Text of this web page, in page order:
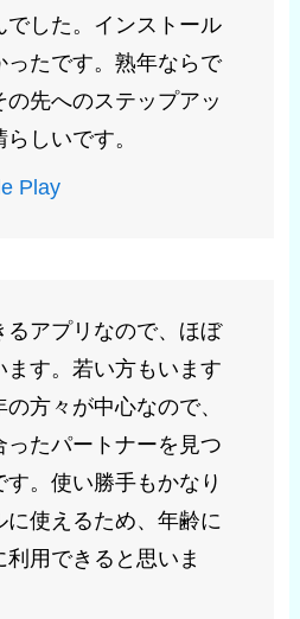
でした。インストール
ったです。熟年ならで
の先へのステップアッ
しいです。
Play
るアプリなので、ほぼ
ます。若い方もいます
方々が中心なので、
ったパートナーを見つ
。使い勝手もかなり
に使えるため、年齢に
利用できると思いま